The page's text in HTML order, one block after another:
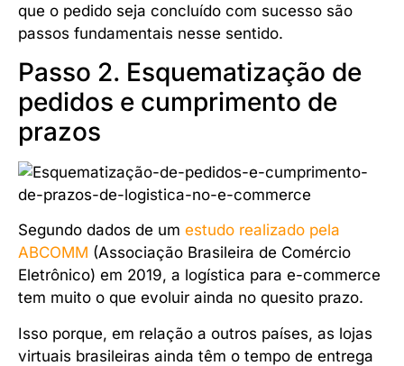
que o pedido seja concluído com sucesso são
passos fundamentais nesse sentido.
Passo 2. Esquematização de
pedidos e cumprimento de
prazos
Segundo dados de um estudo realizado pela
ABCOMM (Associação Brasileira de Comércio
Eletrônico) em 2019, a logística para e-commerce
tem muito o que evoluir ainda no quesito prazo.
Isso porque, em relação a outros países, as lojas
virtuais brasileiras ainda têm o tempo de entrega